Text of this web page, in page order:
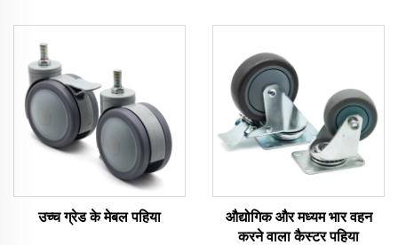
उच्च ग्रेड के मेबल पहिया
औद्योगिक और मध्यम भार वहन
करने वाला कैस्टर पहिया